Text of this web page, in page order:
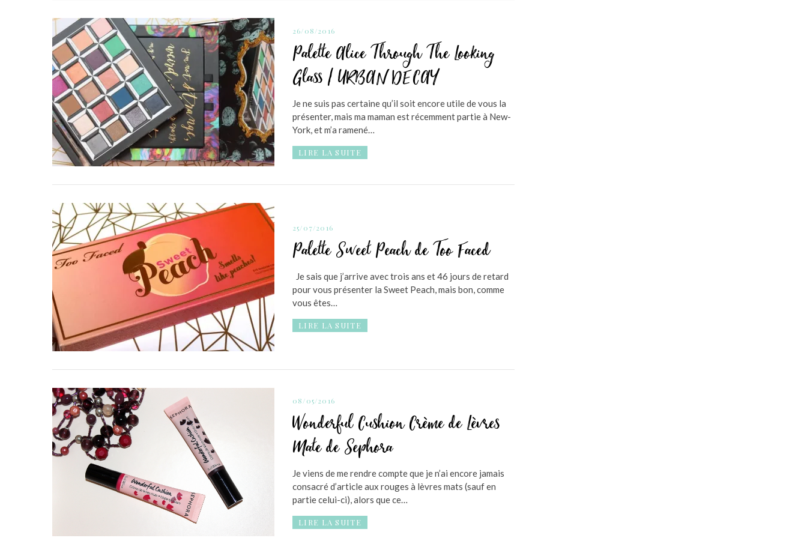
26/08/2016
Palette Alice Through The Looking
Glass / URBAN DECAY
Je ne suis pas certaine qu’il soit encore utile de vous la
présenter, mais ma maman est récemment partie à New-
York, et m’a ramené…
LIRE LA SUITE
25/07/2016
Palette Sweet Peach de Too Faced
Je sais que j’arrive avec trois ans et 46 jours de retard
pour vous présenter la Sweet Peach, mais bon, comme
vous êtes…
LIRE LA SUITE
08/05/2016
Wonderful Cushion Crème de Lèvres
Mate de Sephora
Je viens de me rendre compte que je n’ai encore jamais
consacré d’article aux rouges à lèvres mats (sauf en
partie celui-ci), alors que ce…
LIRE LA SUITE